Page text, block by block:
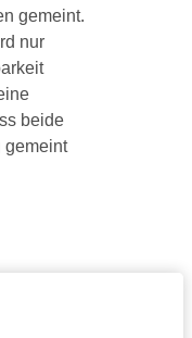
gemeint.
nur
beide
gemeint